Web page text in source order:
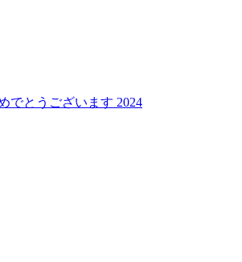
でとうございます 2024